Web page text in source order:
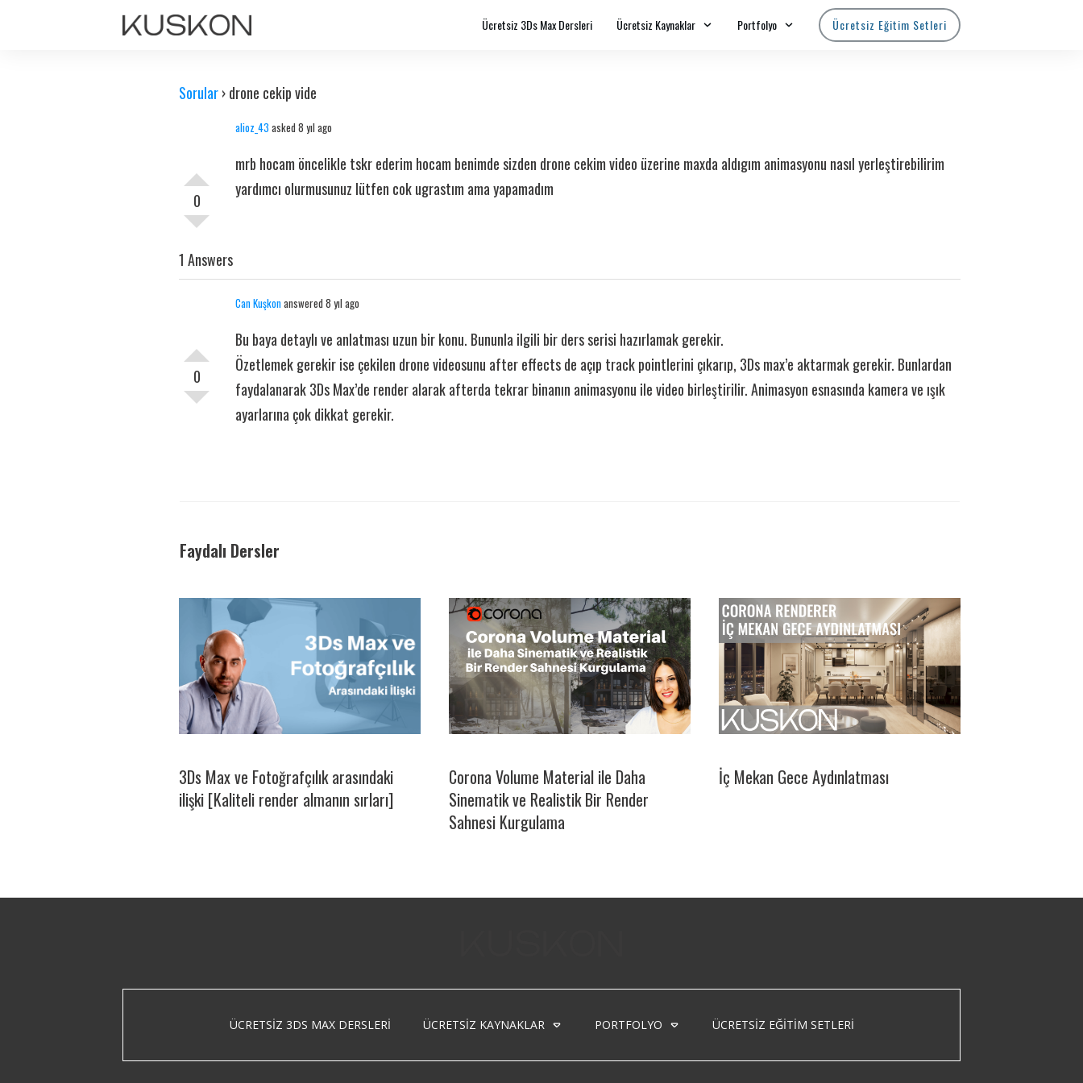
Ücretsiz 3Ds Max Dersleri Ücretsiz Kaynaklar Portfolyo Ücretsiz Eğitim Setleri
Sorular›drone cekip vide
0
alioz_43 asked 8 yıl ago
mrb hocam öncelikle tskr ederim hocam benimde sizden drone cekim video üzerine maxda aldıgım animasyonu nasıl yerleştirebilirim
yardımcı olurmusunuz lütfen cok ugrastım ama yapamadım
1 Answers
0
Can Kuşkonanswered 8 yıl ago
Bu baya detaylı ve anlatması uzun bir konu. Bununla ilgili bir ders serisi hazırlamak gerekir.
Özetlemek gerekir ise çekilen drone videosunu after effects de açıp track pointlerini çıkarıp, 3Ds max’e aktarmak gerekir. Bunlardan
faydalanarak 3Ds Max’de render alarak afterda tekrar binanın animasyonu ile video birleştirilir. Animasyon esnasında kamera ve ışık
ayarlarına çok dikkat gerekir.
Faydalı Dersler
3Ds Max ve Fotoğrafçılık arasındaki
ilişki [Kaliteli render almanın sırları]
Corona Volume Material ile Daha
Sinematik ve Realistik Bir Render
Sahnesi Kurgulama
İç Mekan Gece Aydınlatması
ÜCRETSIZ 3DS MAX DERSLERI ÜCRETSIZ KAYNAKLAR PORTFOLYO ÜCRETSIZ EĞITIM SETLERI